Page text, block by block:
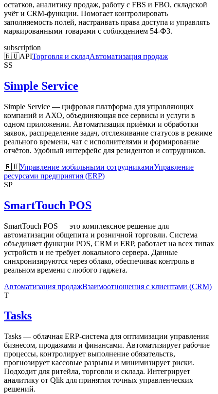
остатков, аналитику продаж, работу с FBS и FBO, складской
учёт и CRM-функции. Помогает контролировать
заполняемость полей, настраивать права доступа и управлять
маркированными товарами с соблюдением 54-ФЗ.
subscription
🇷🇺APIТорговля и складАвтоматизация продаж
SS
Simple Service
Simple Service — цифровая платформа для управляющих
компаний и АХО, объединяющая все сервисы и услуги в
одном приложении. Автоматизация приёмки и обработки
заявок, распределение задач, отслеживание статусов в режиме
реального времени, чат с исполнителями и формирование
отчётов. Удобный интерфейс для резидентов и сотрудников.
🇷🇺Управление мобильными сотрудникамиУправление
ресурсами предприятия (ERP)
SP
SmartTouch POS
SmartTouch POS — это комплексное решение для
автоматизации общепита и розничной торговли. Система
объединяет функции POS, CRM и ERP, работает на всех типах
устройств и не требует локального сервера. Данные
синхронизируются через облако, обеспечивая контроль в
реальном времени с любого гаджета.
Автоматизация продажВзаимоотношения с клиентами (CRM)
T
Tasks
Tasks — облачная ERP-система для оптимизации управления
бизнесом, продажами и финансами. Автоматизирует рабочие
процессы, контролирует выполнение обязательств,
прогнозирует кассовые разрывы и минимизирует риски.
Подходит для ритейла, торговли и склада. Интегрирует
аналитику от Qlik для принятия точных управленческих
решений.